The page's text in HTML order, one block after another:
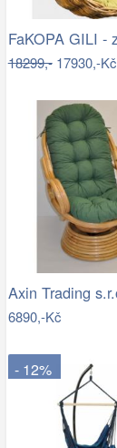
18299,-17930,-Kč
6890,-Kč
- 12%